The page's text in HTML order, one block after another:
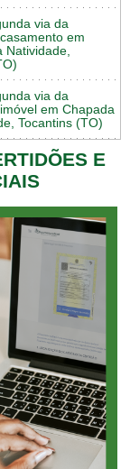
via da
em
Natividade,
via da
em Chapada
Tocantins (TO)
E